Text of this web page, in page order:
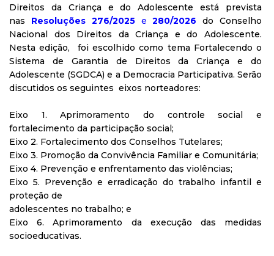
Direitos da Criança e do Adolescente está prevista
nas Resoluções 276/2025e280/2026 do Conselho
Nacional dos Direitos da Criança e do Adolescente.
Nesta edição, foi escolhido como tema Fortalecendo o
Sistema de Garantia de Direitos da Criança e do
Adolescente (SGDCA) e a Democracia Participativa. Serão
discutidos os seguintes eixos norteadores:
Eixo 1. Aprimoramento do controle social e
fortalecimento da participação social;
Eixo 2. Fortalecimento dos Conselhos Tutelares;
Eixo 3. Promoção da Convivência Familiar e Comunitária;
Eixo 4. Prevenção e enfrentamento das violências;
Eixo 5. Prevenção e erradicação do trabalho infantil e
proteção de
adolescentes no trabalho; e
Eixo 6. Aprimoramento da execução das medidas
socioeducativas.